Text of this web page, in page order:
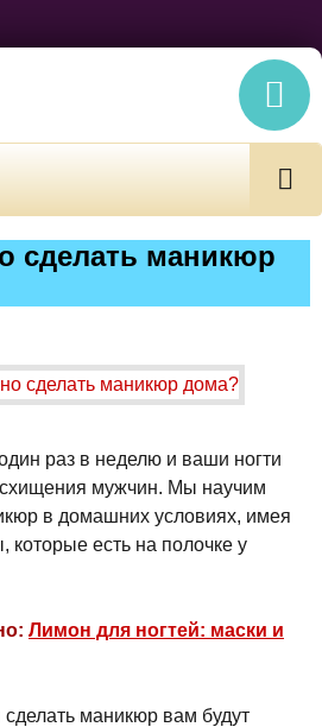
сделать маникюр
раз в неделю и ваши ногти
мужчин. Мы научим
в домашних условиях, имея
которые есть на полочке у
Лимон для ногтей: маски и
сделать маникюр вам будут